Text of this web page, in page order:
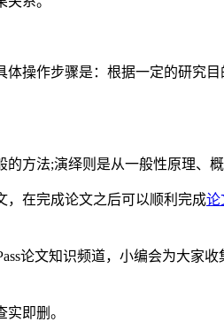
操作步骤是：根据一定的研究
方法;演绎则是从一般性原理、
，在完成论文之后可以顺利完成论
论文知识频道，小编会为大家收
即删。